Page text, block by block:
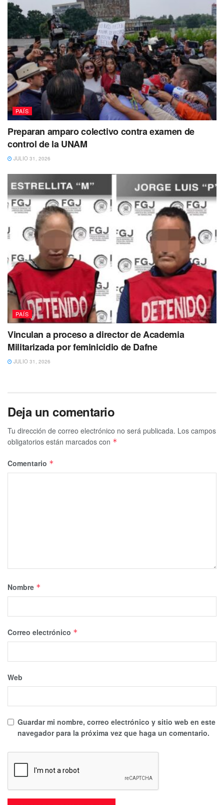
PAÍS
Preparan amparo colectivo contra examen de
control de la UNAM
JULIO 31, 2026
PAÍS
Vinculan a proceso a director de Academia
Militarizada por feminicidio de Dafne
JULIO 31, 2026
Deja un comentario
Tu dirección de correo electrónico no será publicada. Los campos
obligatorios están marcados con *
Comentario *
Nombre *
Correo electrónico *
Web
Guardar mi nombre, correo electrónico y sitio web en este
navegador para la próxima vez que haga un comentario.